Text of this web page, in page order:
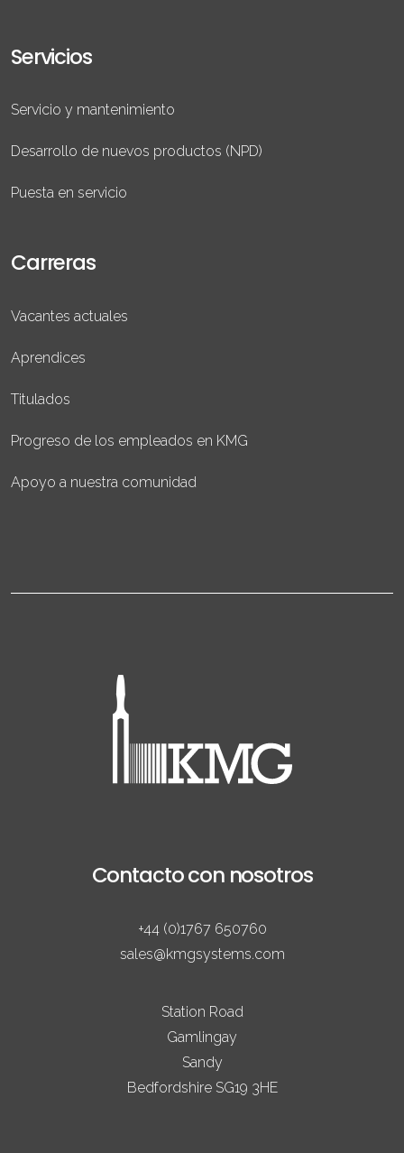
Servicios
Servicio y mantenimiento
Desarrollo de nuevos productos (NPD)
Puesta en servicio
Carreras
Vacantes actuales
Aprendices
Titulados
Progreso de los empleados en KMG
Apoyo a nuestra comunidad
Contacto con nosotros
+44 (0)1767 650760
sales@kmgsystems.com
Station Road
Gamlingay
Sandy
Bedfordshire SG19 3HE